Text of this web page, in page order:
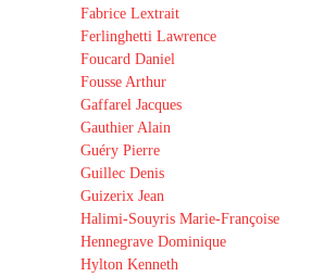
Fabrice Lextrait
Ferlinghetti Lawrence
Foucard Daniel
Fousse Arthur
Gaffarel Jacques
Gauthier Alain
Guéry Pierre
Guillec Denis
Guizerix Jean
Halimi-Souyris Marie-Françoise
Hennegrave Dominique
Hylton Kenneth